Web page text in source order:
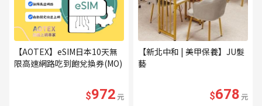
【AOTEX】eSIM日本10天無
限高速網路吃到飽兌換券(MO)
$972元
【新北中和 | 美甲保養】JU髮
藝
$678元